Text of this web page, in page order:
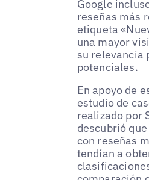
Google
reseñas más
etiqueta
una mayor
su relevancia
potenciales.
En apoyo de
estudio de
realizado por
descubrió
con reseñas
tendían a